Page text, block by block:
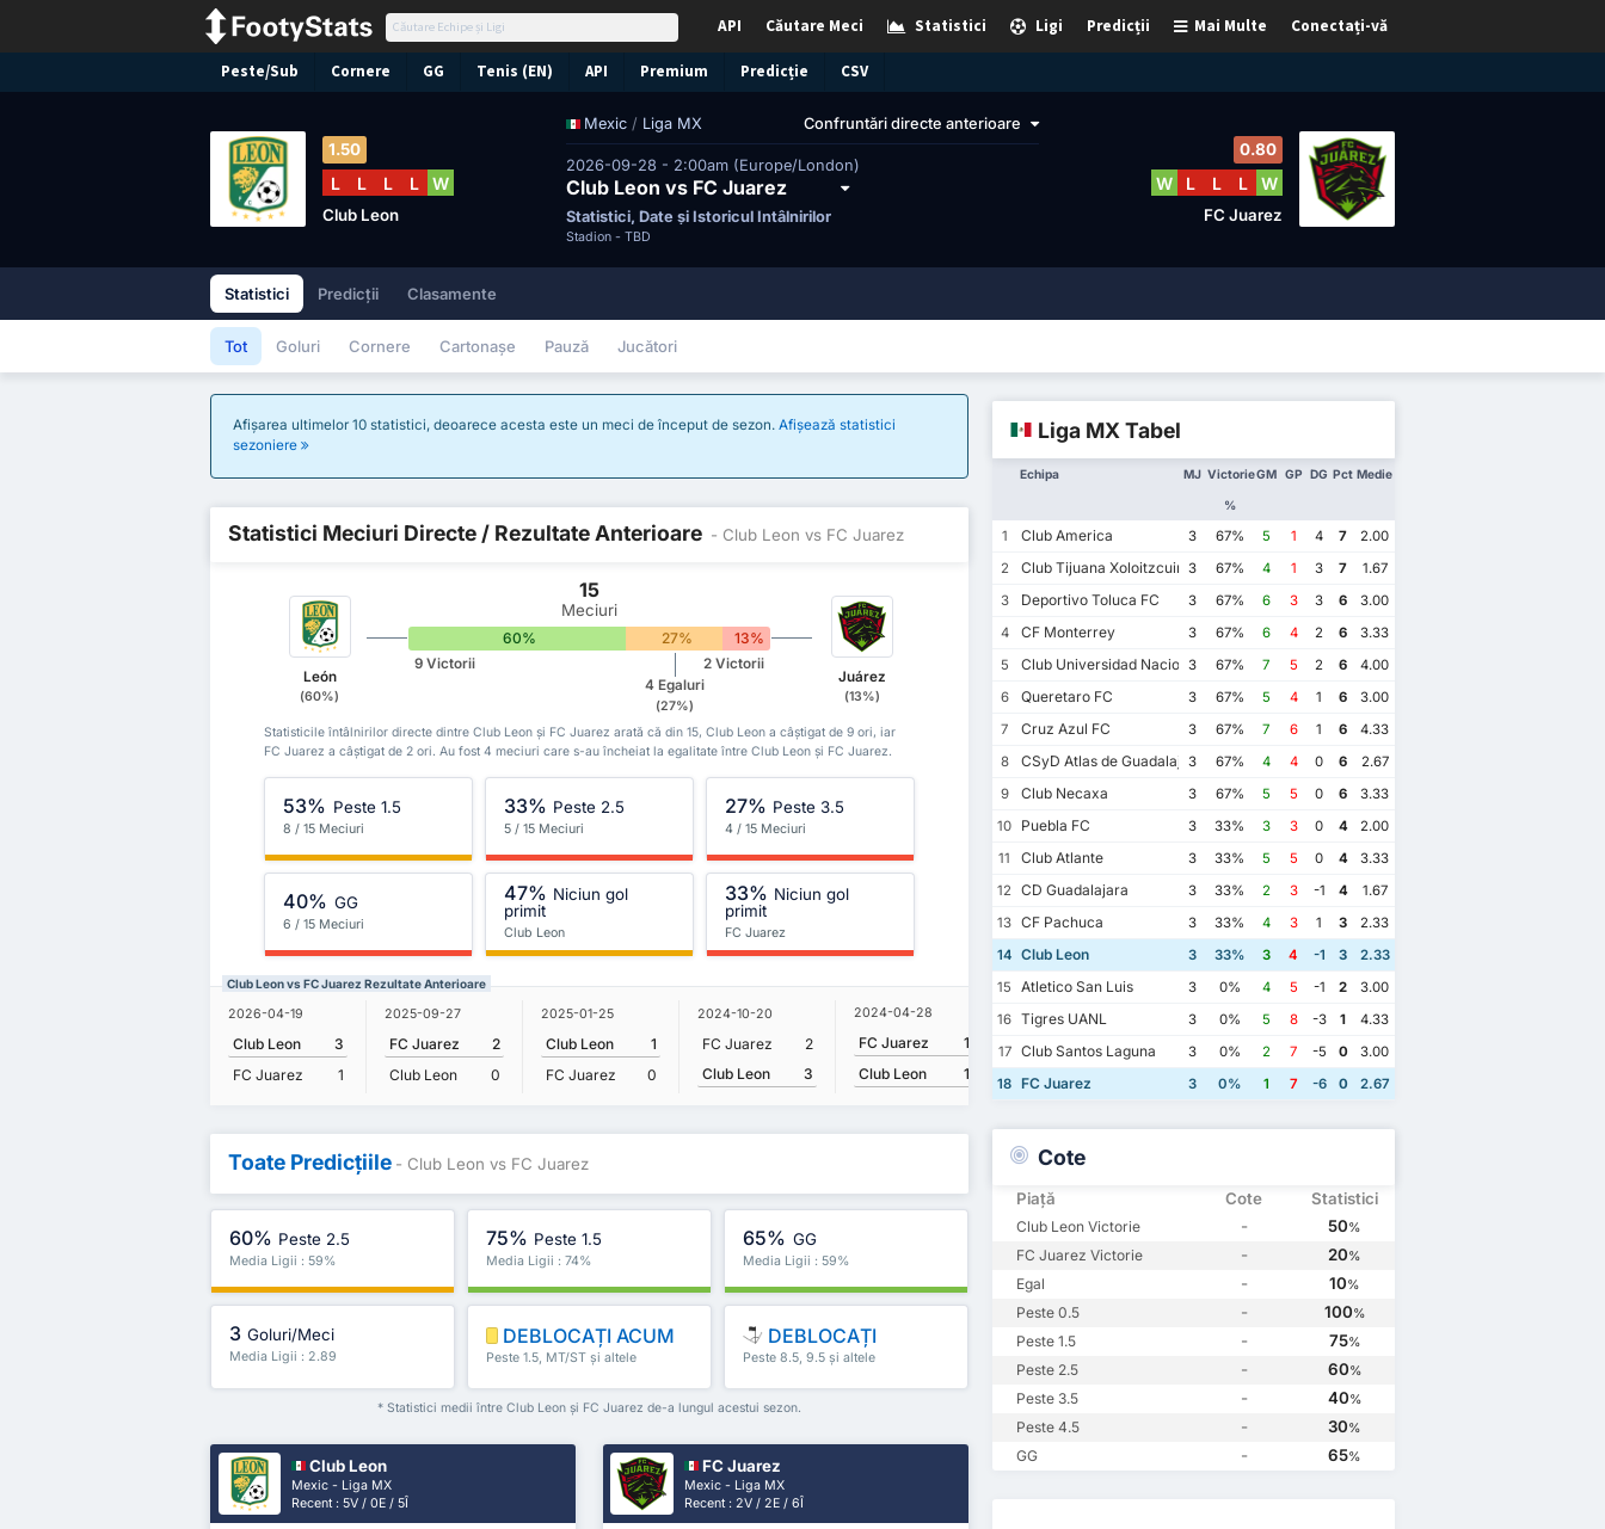
Conectați-vă
Mai Multe
Predicții
Ligi
Statistici
Căutare Meci
API
Peste/Sub Cornere GG Tenis (EN) API Premium Predicție CSV
Mexic / Liga MX Confruntări directe anterioare
2026-09-28 - 2:00am (Europe/London)
Club Leon vs FC Juarez
Statistici, Date și Istoricul Întâlnirilor
Stadion - TBD
1.50
L L L L W
Club Leon
0.80
W L L L W
FC Juarez
Statistici Predicții Clasamente
Tot Goluri Cornere Cartonașe Pauză Jucători
Afișarea ultimelor 10 statistici, deoarece acesta este un meci de început de sezon. Afișează statistici
sezoniere
Statistici Meciuri Directe / Rezultate Anterioare - Club Leon vs FC Juarez
León
(60%)
15
Meciuri
60% 27% 13%
9 Victorii
4 Egaluri
(27%)
2 Victorii
Juárez
(13%)
Statisticile întâlnirilor directe dintre Club Leon și FC Juarez arată că din 15, Club Leon a câștigat de 9 ori, iar
FC Juarez a câștigat de 2 ori. Au fost 4 meciuri care s-au încheiat la egalitate între Club Leon și FC Juarez.
53% Peste 1.5
8 / 15 Meciuri
33% Peste 2.5
5 / 15 Meciuri
27% Peste 3.5
4 / 15 Meciuri
40% GG
6 / 15 Meciuri
47% Niciun gol
primit
Club Leon
33% Niciun gol
primit
FC Juarez
Club Leon vs FC Juarez Rezultate Anterioare
2026-04-19
Club Leon
3
FC Juarez
1
2025-09-27
FC Juarez
2
Club Leon
0
2025-01-25
Club Leon
1
FC Juarez
0
2024-10-20
FC Juarez
2
Club Leon
3
2024-04-28
FC Juarez
1
Club Leon
1
2023-11-13
Club Leon
FC Juarez
2023-02-18
FC Juarez
Club Leon
2022-09-7
Club Leon
FC Juarez
Toate Predicțiile - Club Leon vs FC Juarez
60% Peste 2.5
Media Ligii : 59%
75% Peste 1.5
Media Ligii : 74%
65% GG
Media Ligii : 59%
3 Goluri/Meci
Media Ligii : 2.89
DEBLOCAȚI ACUM
Peste 1.5, MT/ST și altele
DEBLOCAȚI
Peste 8.5, 9.5 și altele
* Statistici medii între Club Leon și FC Juarez de-a lungul acestui sezon.
Club Leon
Mexic - Liga MX
Recent : 5V / 0E / 5Î
FC Juarez
Mexic - Liga MX
Recent : 2V / 2E / 6Î
Liga MX Tabel
Echipa MJ Victorie
%
GM GP DG Pct Medie
1 Club America 3 67% 5 1 4 7
2.00
2
Club Tijuana Xoloitzcuintles de Caliente
3 67% 4 1 3 7
1.67
3
Deportivo Toluca FC 3 67% 6 3 3 6
3.00
4
CF Monterrey 3 67% 6 4 2 6
3.33
5
Club Universidad Nacional
3 67% 7 5 2 6
4.00
6
Queretaro FC 3 67% 5 4 1 6
3.00
7
Cruz Azul FC 3 67% 7 6 1 6
4.33
8
CSyD Atlas de Guadalajara
3 67% 4 4 0 6
2.67
9
Club Necaxa 3 67% 5 5 0 6
3.33
10
Puebla FC 3 33% 3 3 0 4
2.00
11
Club Atlante 3 33% 5 5 0 4
3.33
12
CD Guadalajara 3 33% 2 3 -1 4
1.67
13 CF Pachuca 3 33% 4 3 1 3
2.33
14 Club Leon 3 33% 3 4 -1 3
2.33
15
Atletico San Luis 3 0% 4 5 -1 2
3.00
16 Tigres UANL 3 0% 5 8 -3 1
4.33
17 Club Santos Laguna 3 0% 2 7 -5 0
3.00
18 FC Juarez 3 0% 1 7 -6 0 2.67
Cote
Piață Cote Statistici
Club Leon Victorie - 50%
FC Juarez Victorie - 20%
Egal - 10%
Peste 0.5 - 100%
Peste 1.5 - 75%
Peste 2.5 - 60%
Peste 3.5 - 40%
Peste 4.5 - 30%
GG - 65%